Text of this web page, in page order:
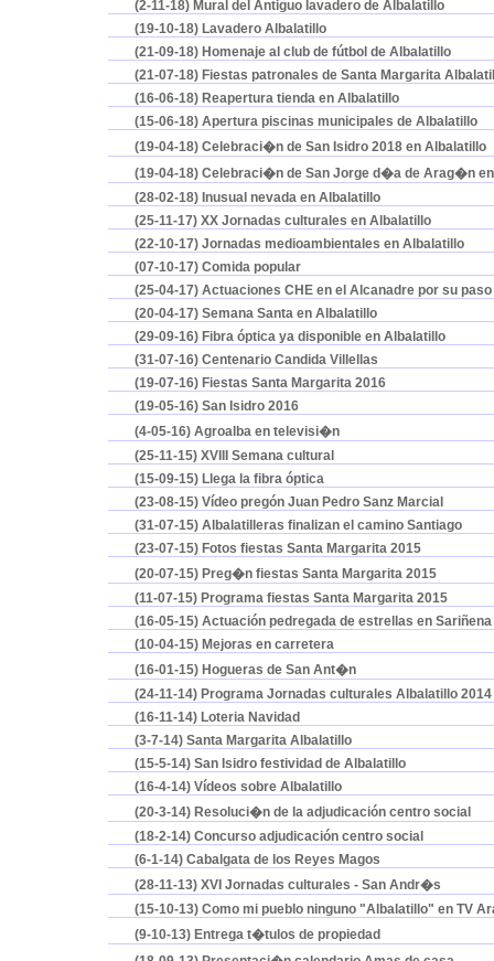
(2-11-18) Mural del Antiguo lavadero de Albalatillo
(19-10-18) Lavadero Albalatillo
(21-09-18) Homenaje al club de fútbol de Albalatillo
(21-07-18) Fiestas patronales de Santa Margarita
(16-06-18) Reapertura tienda en Albalatillo
(15-06-18) Apertura piscinas municipales de Albalatillo
(19-04-18) Celebraci�n de San Isidro 2018 en Albalatillo
(19-04-18) Celebraci�n de San Jorge d�a de Arag�n
(28-02-18) Inusual nevada en Albalatillo
(25-11-17) XX Jornadas culturales en Albalatillo
(22-10-17) Jornadas medioambientales en Albalatillo
(07-10-17) Comida popular
(25-04-17) Actuaciones CHE en el Alcanadre por su
(20-04-17) Semana Santa en Albalatillo
(29-09-16) Fibra óptica ya disponible en Albalatillo
(31-07-16) Centenario Candida Villellas
(19-07-16) Fiestas Santa Margarita 2016
(19-05-16) San Isidro 2016
(4-05-16) Agroalba en televisi�n
(25-11-15) XVIII Semana cultural
(15-09-15) Llega la fibra óptica
(23-08-15) Vídeo pregón Juan Pedro Sanz Marcial
(31-07-15) Albalatilleras finalizan el camino Santiago
(23-07-15) Fotos fiestas Santa Margarita 2015
(20-07-15) Preg�n fiestas Santa Margarita 2015
(11-07-15) Programa fiestas Santa Margarita 2015
(16-05-15) Actuación pedregada de estrellas en Sariñena
(10-04-15) Mejoras en carretera
(16-01-15) Hogueras de San Ant�n
(24-11-14) Programa Jornadas culturales Albalatillo 2014
(16-11-14) Loteria Navidad
(3-7-14) Santa Margarita Albalatillo
(15-5-14) San Isidro festividad de Albalatillo
(16-4-14) Vídeos sobre Albalatillo
(20-3-14) Resoluci�n de la adjudicación centro social
(18-2-14) Concurso adjudicación centro social
(6-1-14) Cabalgata de los Reyes Magos
(28-11-13) XVI Jornadas culturales - San Andr�s
(15-10-13) Como mi pueblo ninguno "Albalatillo" en TV
(9-10-13) Entrega t�tulos de propiedad